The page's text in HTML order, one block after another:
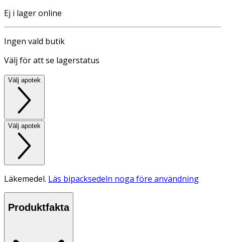
Ej i lager online
Ingen vald butik
Välj för att se lagerstatus
Välj apotek
Välj apotek
Läkemedel. Läs bipacksedeln noga före användning
Produktfakta